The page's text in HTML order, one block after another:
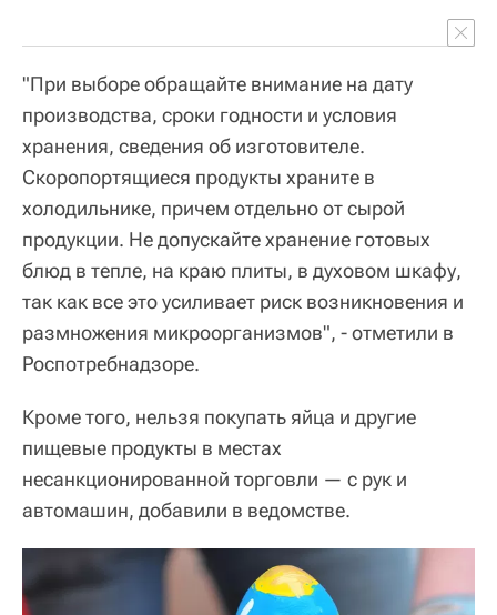
"При выборе обращайте внимание на дату
производства, сроки годности и условия
хранения, сведения об изготовителе.
Скоропортящиеся продукты храните в
холодильнике, причем отдельно от сырой
продукции. Не допускайте хранение готовых
блюд в тепле, на краю плиты, в духовом шкафу,
так как все это усиливает риск возникновения и
размножения микроорганизмов", - отметили в
Роспотребнадзоре.
Кроме того, нельзя покупать яйца и другие
пищевые продукты в местах
несанкционированной торговли — с рук и
автомашин, добавили в ведомстве.